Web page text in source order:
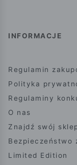
INFORMACJE
Regulamin
Polityka
Regulaminy
O nas
Znajdź swój
Bezpieczeństwo
Limited Edition